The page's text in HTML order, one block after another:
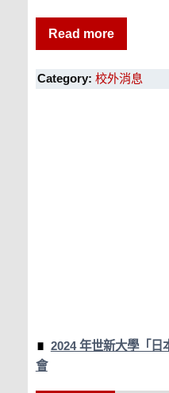
Read more
Category: 校外消息
2024 年世新大學「日
會